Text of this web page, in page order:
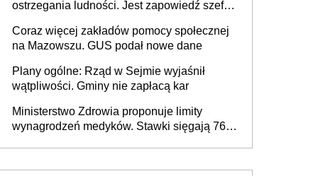
ostrzegania ludności. Jest zapowiedź szefa
Coraz więcej zakładów pomocy społecznej
na Mazowszu. GUS podał nowe dane
Plany ogólne: Rząd w Sejmie wyjaśnił
wątpliwości. Gminy nie zapłacą kar
Ministerstwo Zdrowia proponuje limity
wynagrodzeń medyków. Stawki sięgają 76,8